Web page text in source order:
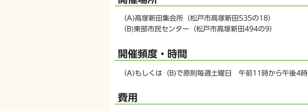
ら
（A)高塚新田集会所（松戸市高塚新田535の18）
（B)東部市民センター（松戸市高塚新田494の9）
開催頻度・時間
（A)もしくは（B)で原則毎週土曜日 午前11時から午後4時
費用